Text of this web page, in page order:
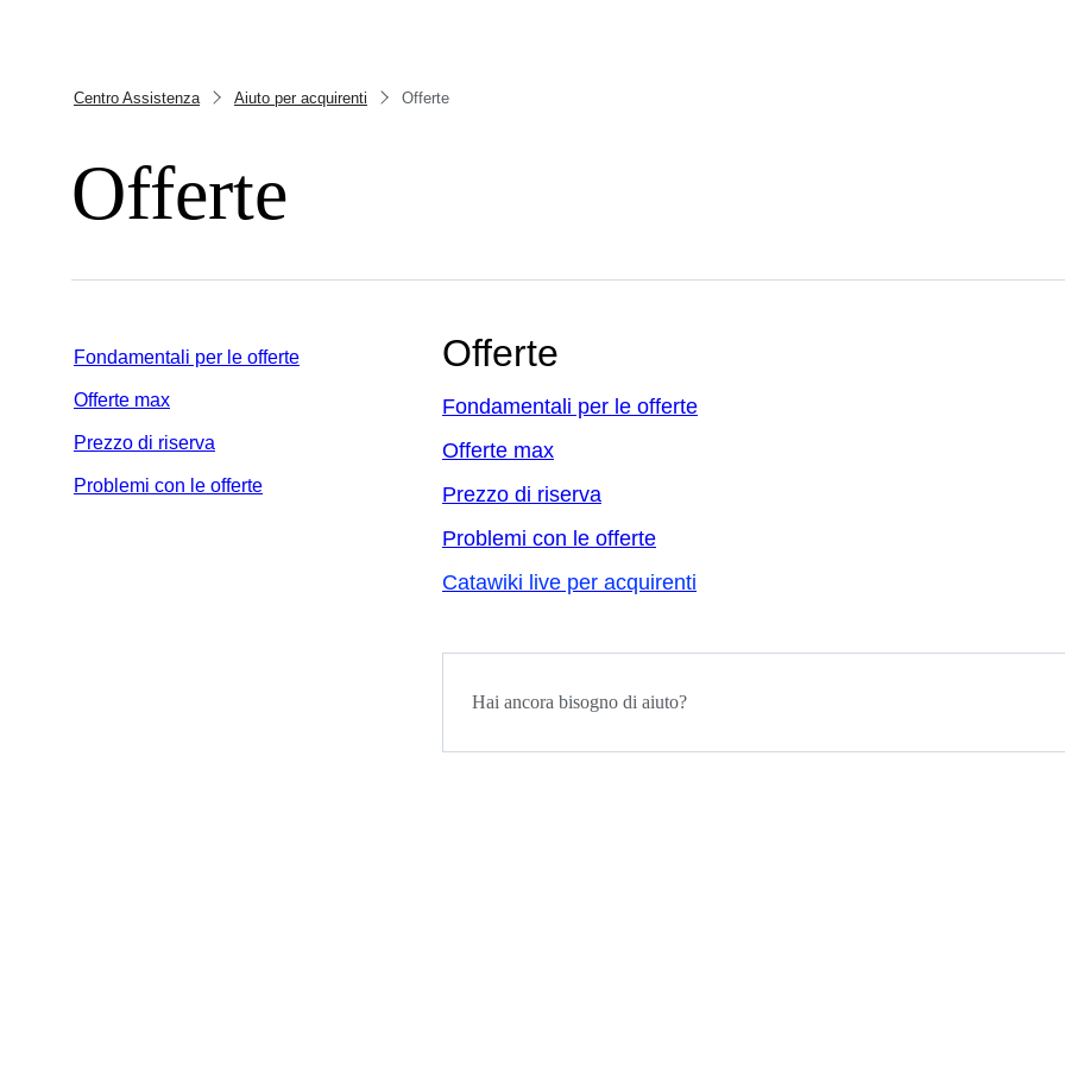
Centro Assistenza Aiuto per acquirenti Offerte
Offerte
Fondamentali per le offerte
Offerte max
Prezzo di riserva
Problemi con le offerte
Offerte
Fondamentali per le offerte
Offerte max
Prezzo di riserva
Problemi con le offerte
Catawiki live per acquirenti
Hai ancora bisogno di aiuto?